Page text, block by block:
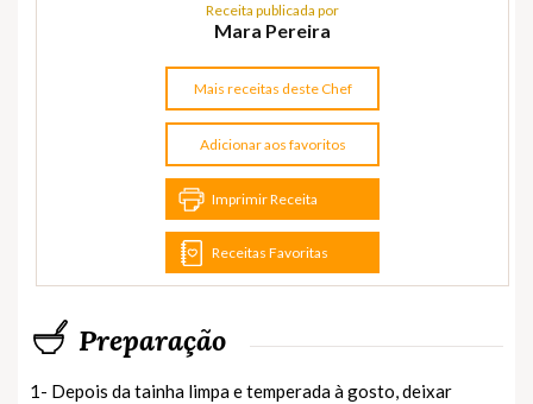
Receita publicada por
Mara Pereira
Mais receitas deste Chef
Adicionar aos favoritos
Imprimir Receita
Receitas Favoritas
Preparação
1- Depois da tainha limpa e temperada à gosto, deixar